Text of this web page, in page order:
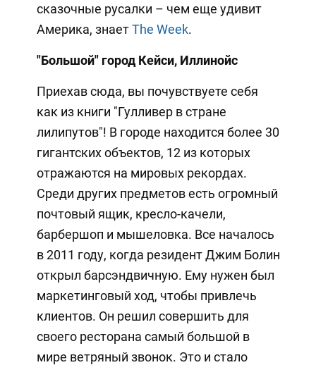
сказочные русалки – чем еще удивит
Америка, знаетThe Week.
"Большой" город Кейси, Иллинойс
Приехав сюда, вы почувствуете себя
как из книги "Гулливер в стране
лилипутов"! В городе находится более 30
гигантских объектов, 12 из которых
отражаются на мировых рекордах.
Среди других предметов есть огромный
почтовый ящик, кресло-качели,
барбершоп и мышеловка. Все началось
в 2011 году, когда резидент Джим Болин
открыл барсэндвичную. Ему нужен был
маркетинговый ход, чтобы привлечь
клиентов. Он решил совершить для
своего ресторана самый большой в
мире ветряный звонок. Это и стало